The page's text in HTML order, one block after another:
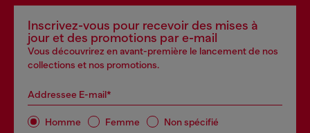
Inscrivez-vous pour recevoir des mises à
jour et des promotions par e-mail
Vous découvrirez en avant-première le lancement de nos
collections et nos promotions.
Addressee E-mail*
Homme Femme Non spécifié